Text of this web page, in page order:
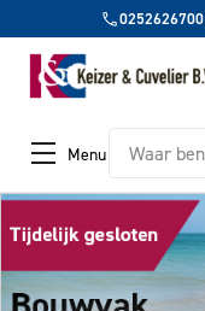
0252626700
Menu Zoeken